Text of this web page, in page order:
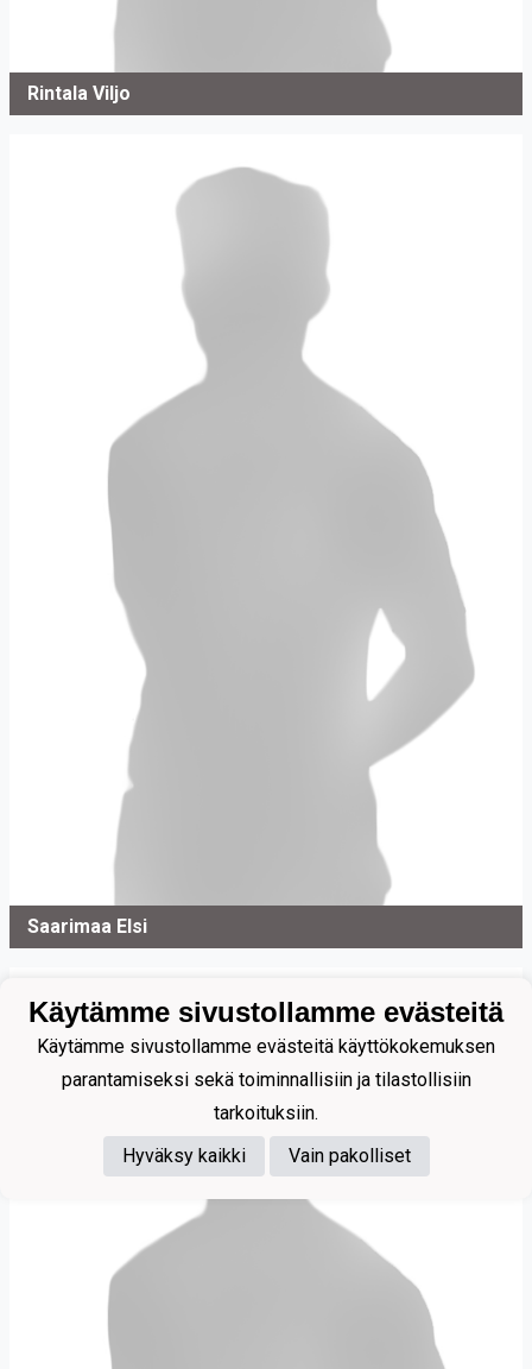
Rintala Viljo
Saarimaa Elsi
Käytämme sivustollamme evästeitä
Käytämme sivustollamme evästeitä käyttökokemuksen
parantamiseksi sekä toiminnallisiin ja tilastollisiin
tarkoituksiin.
Hyväksy kaikki
Vain pakolliset